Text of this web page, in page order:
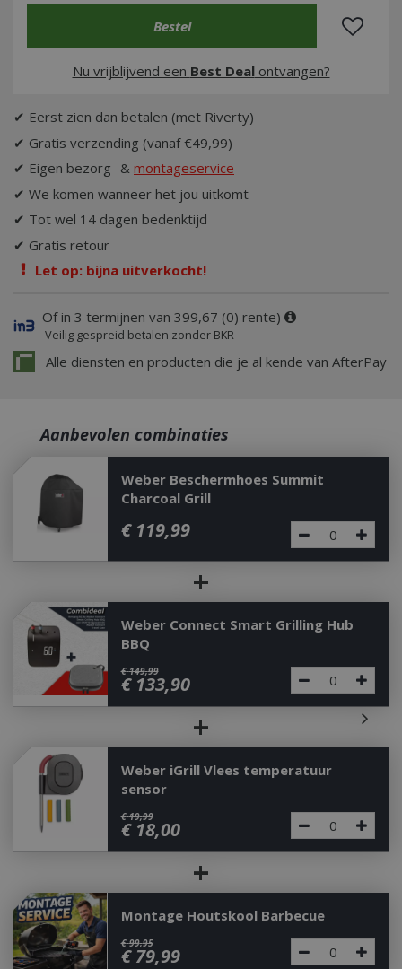
Nu vrijblijvend een Best Dealontvangen?
✔ Eerst zien dan betalen (met Riverty)
✔ Gratis verzending (vanaf €49,99)
✔ Eigen bezorg- & montageservice
✔ We komen wanneer het jou uitkomt
✔ Tot wel 14 dagen bedenktijd
✔ Gratis retour
Let op: bijna uitverkocht!
Of in 3 termijnen van 399,67 (0) rente)
Veilig gespreid betalen zonder BKR
Alle diensten en producten die je al kende van AfterPay
Aanbevolen combinaties
Weber Beschermhoes Summit
Charcoal Grill
€ 119,99
+
Weber Connect Smart Grilling Hub
BBQ
€ 149,99
€ 133,90
+
Weber iGrill Vlees temperatuur
sensor
€ 19,99
€ 18,00
+
Montage Houtskool Barbecue
€ 99,95
€ 79,99